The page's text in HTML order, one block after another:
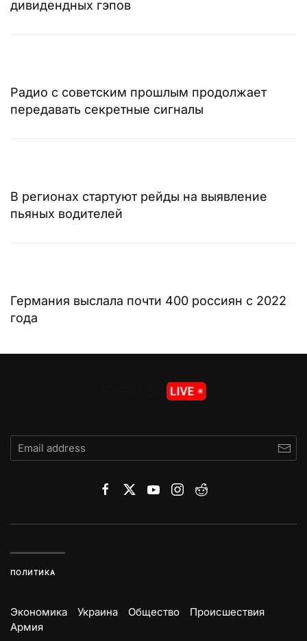
дивидендных гэпов
Радио с советским прошлым продолжает
передавать секретные сигналы
В регионах стартуют рейды на выявление
пьяных водителей
Германия выслала почти 400 россиян с 2022
года
ПОЛИТИКА
Экономика Украина Общество
Происшествия
Армия